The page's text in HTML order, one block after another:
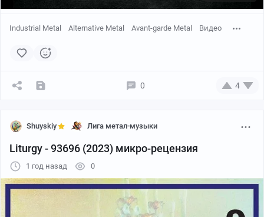
Industrial Metal Alternative Metal Avant-garde Metal Видео
0 4
Shuyskiy Лига метал-музыки
Liturgy - 93696 (2023) микро-рецензия
1 год назад 0